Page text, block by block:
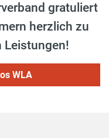
gratuliert
herzlich zu
Leistungen!
WLA